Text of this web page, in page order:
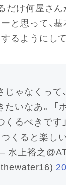
だけ何屋さ
と思って、
るようにし
じゃなくって
たいなあ。 「
くるべきです
つくると楽し
水上裕之